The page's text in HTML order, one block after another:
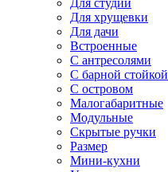
Для студии
Для хрущевки
Для дачи
Встроенные
С антресолями
С барной стойкой
С островом
Малогабаритные
Модульные
Скрытые ручки
Размер
Мини-кухни